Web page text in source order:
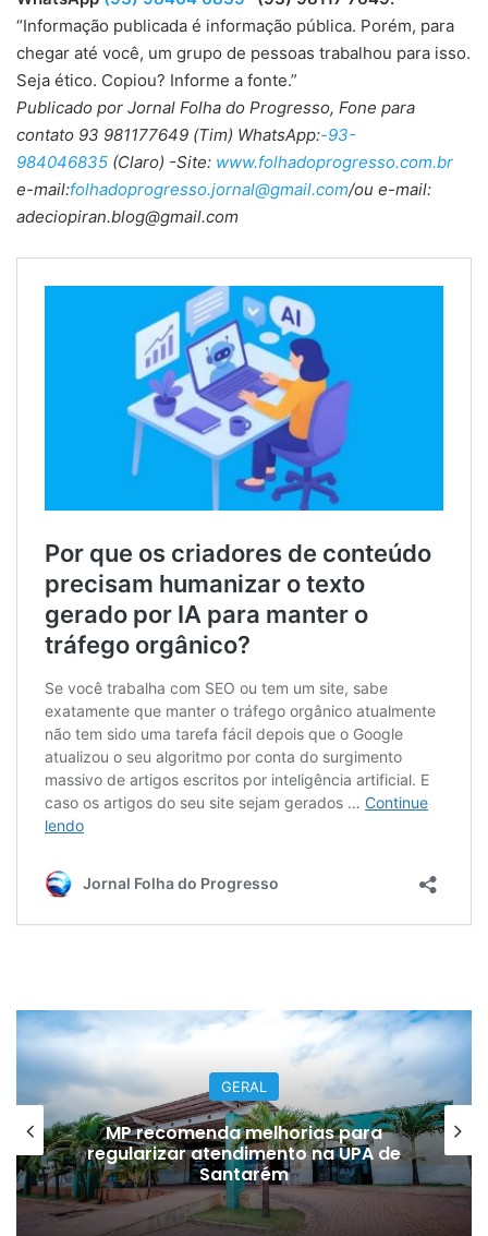
“Informação publicada é informação pública. Porém, para
chegar até você, um grupo de pessoas trabalhou para isso.
Seja ético. Copiou? Informe a fonte.”
Publicado por Jornal Folha do Progresso, Fone para
contato 93 981177649 (Tim) WhatsApp:-93-
984046835 (Claro) -Site: www.folhadoprogresso.com.br
e-mail:folhadoprogresso.jornal@gmail.com/ou e-mail:
adeciopiran.blog@gmail.com
GERAL
MP recomenda melhorias para
regularizar atendimento na UPA de
Santarém